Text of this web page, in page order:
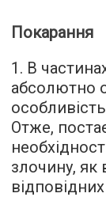
Покарання
1. В
абсолютно
Отже,
злочину,